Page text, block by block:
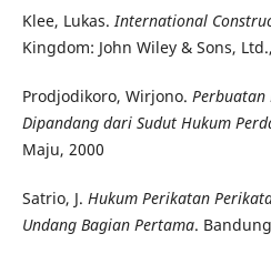
Klee, Lukas.International
Kingdom: John Wiley & Sons,
Prodjodikoro, Wirjono. Perbuatan
Dipandang dari Sudut Hukum
Maju, 2000
Satrio, J. Hukum Perikatan
Undang Bagian Pertama.